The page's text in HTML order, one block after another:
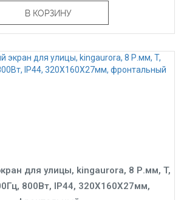
В КОРЗИНУ
для улицы, kingaurora, 8 Р.мм, T,
800Вт, IP44, 320X160X27мм,